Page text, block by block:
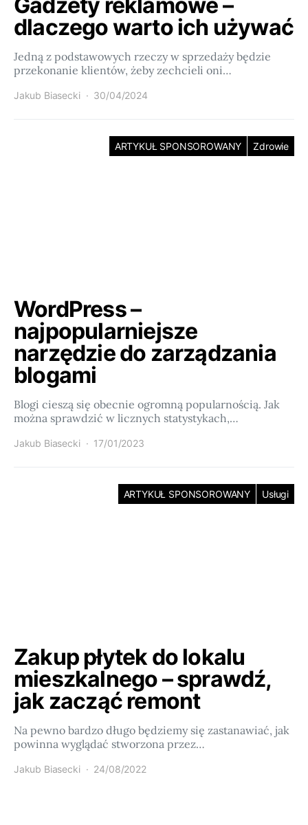
dlaczego warto ich używać
Jedną z podstawowych rzeczy w sprzedaży będzie
przekonanie klientów, żeby zechcieli oni…
Jakub Biasecki 30/04/2024
ARTYKUŁ SPONSOROWANY Zdrowie
WordPress –
najpopularniejsze
narzędzie do zarządzania
blogami
Blogi cieszą się obecnie ogromną popularnością. Jak
można sprawdzić w licznych statystykach,…
Jakub Biasecki 17/01/2023
ARTYKUŁ SPONSOROWANY Usługi
Zakup płytek do lokalu
mieszkalnego – sprawdź,
jak zacząć remont
Na pewno bardzo długo będziemy się zastanawiać, jak
powinna wyglądać stworzona przez…
Jakub Biasecki 24/08/2022